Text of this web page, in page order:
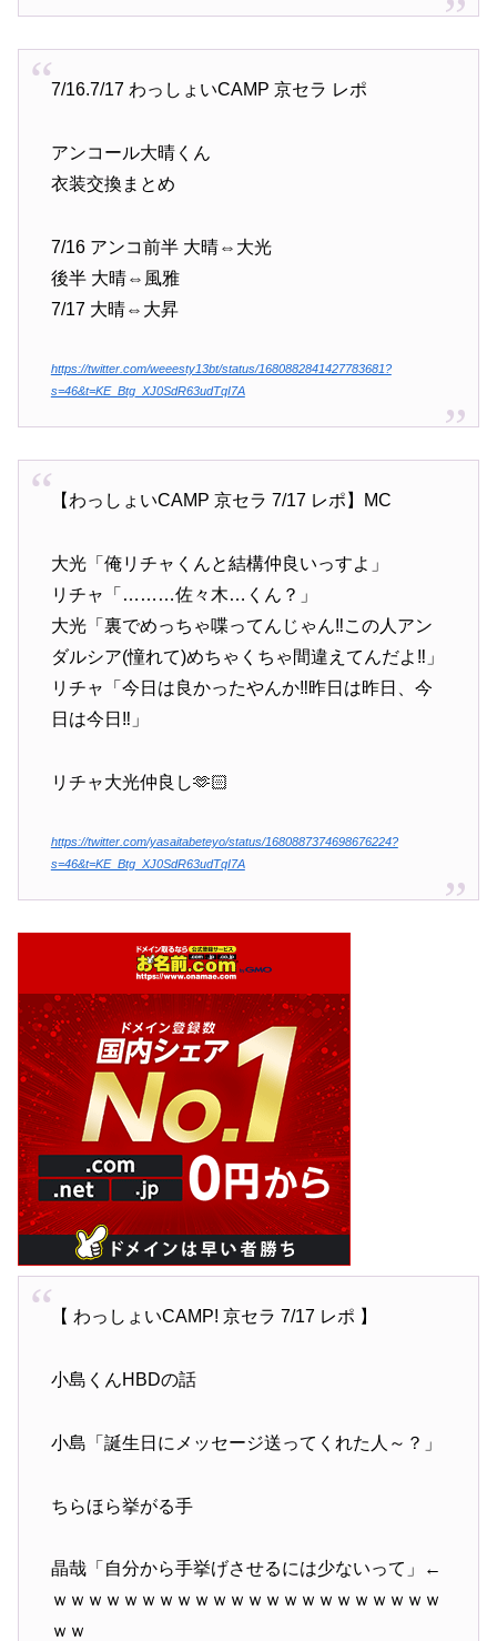
7/16.7/17 わっしょいCAMP 京セラ レポ
アンコール大晴くん
衣装交換まとめ
7/16 アンコ前半 大晴⇔大光
後半 大晴⇔風雅
7/17 大晴⇔大昇
https://twitter.com/weeesty13bt/status/1680882841427783681?
s=46&t=KE_Btg_XJ0SdR63udTqI7A
【わっしょいCAMP 京セラ 7/17 レポ】MC
大光「俺リチャくんと結構仲良いっすよ」
リチャ「………佐々木…くん？」
大光「裏でめっちゃ喋ってんじゃん‼️この人アン
ダルシア(憧れて)めちゃくちゃ間違えてんだよ‼️」
リチャ「今日は良かったやんか‼️昨日は昨日、今
日は今日‼️」
リチャ大光仲良し🫶🏻
https://twitter.com/yasaitabeteyo/status/1680887374698676224?
s=46&t=KE_Btg_XJ0SdR63udTqI7A
【 わっしょいCAMP! 京セラ 7/17 レポ 】
小島くんHBDの話
小島「誕生日にメッセージ送ってくれた人～？」
ちらほら挙がる手
晶哉「自分から手挙げさせるには少ないって」←
ｗｗｗｗｗｗｗｗｗｗｗｗｗｗｗｗｗｗｗｗｗｗ
ｗｗ